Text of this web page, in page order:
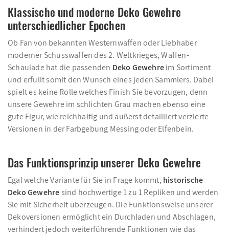
Klassische und moderne Deko Gewehre
unterschiedlicher Epochen
Ob Fan von bekannten Westernwaffen oder Liebhaber
moderner Schusswaffen des 2. Weltkrieges, Waffen-
Schaulade hat die passenden Deko Gewehreim Sortiment
und erfüllt somit den Wunsch eines jeden Sammlers. Dabei
spielt es keine Rolle welches Finish Sie bevorzugen, denn
unsere Gewehre im schlichten Grau machen ebenso eine
gute Figur, wie reichhaltig und äußerst detailliert verzierte
Versionen in der Farbgebung Messing oder Elfenbein.
Das Funktionsprinzip unserer Deko Gewehre
Egal welche Variante für Sie in Frage kommt, historische
Deko Gewehresind hochwertige 1 zu 1 Repliken und werden
Sie mit Sicherheit überzeugen. Die Funktionsweise unserer
Dekoversionen ermöglicht ein Durchladen und Abschlagen,
verhindert jedoch weiterführende Funktionen wie das